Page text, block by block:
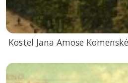
Kostel Jana Amose